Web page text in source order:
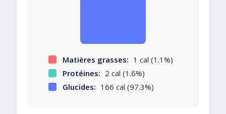
Matières grasses: 1 cal (1.1%)
Protéines: 2 cal (1.6%)
Glucides: 166 cal (97.3%)